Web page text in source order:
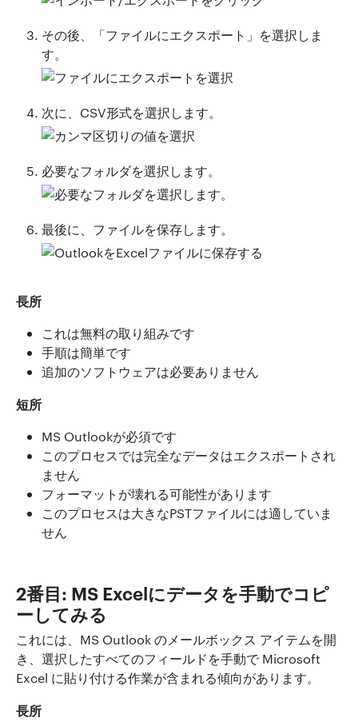
その後、「ファイルにエクスポート」を選択しま
す。
次に、CSV形式を選択します。
必要なフォルダを選択します。
最後に、ファイルを保存します。
長所
これは無料の取り組みです
手順は簡単です
追加のソフトウェアは必要ありません
短所
MS Outlookが必須です
このプロセスでは完全なデータはエクスポートされ
ません
フォーマットが壊れる可能性があります
このプロセスは大きなPSTファイルには適していま
せん
2番目: MS Excelにデータを手動でコピ
ーしてみる
これには、MS Outlook のメールボックス アイテムを開
き、選択したすべてのフィールドを手動で Microsoft
Excel に貼り付ける作業が含まれる傾向があります。
長所